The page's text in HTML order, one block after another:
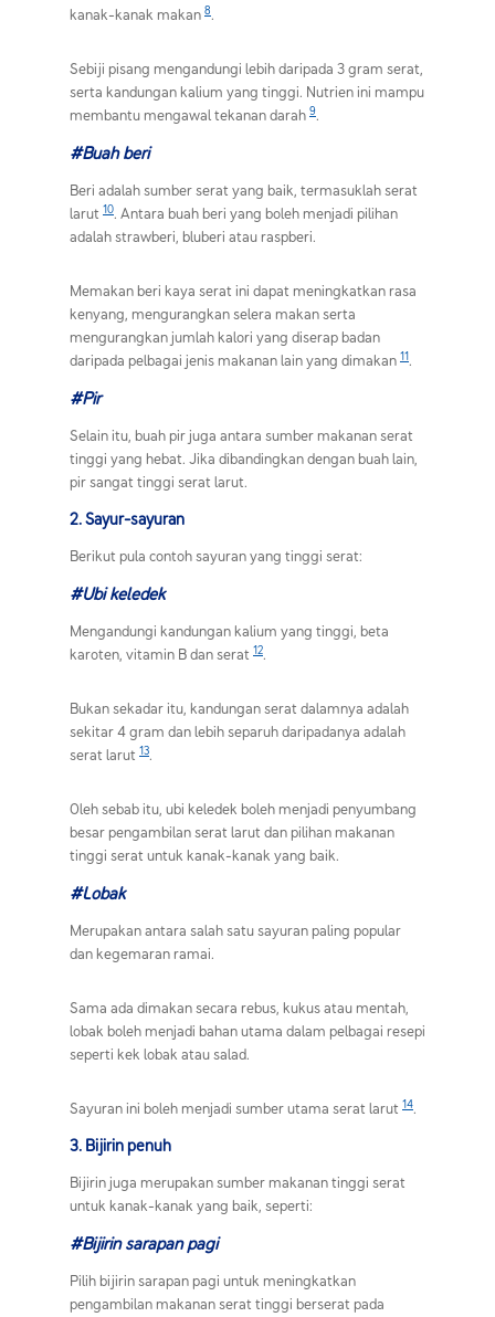
kanak-kanak makan 8.
Sebiji pisang mengandungi lebih daripada 3 gram serat,
serta kandungan kalium yang tinggi. Nutrien ini mampu
membantu mengawal tekanan darah 9.
#Buah beri
Beri adalah sumber serat yang baik, termasuklah serat
larut 10. Antara buah beri yang boleh menjadi pilihan
adalah strawberi, bluberi atau raspberi.
Memakan beri kaya serat ini dapat meningkatkan rasa
kenyang, mengurangkan selera makan serta
mengurangkan jumlah kalori yang diserap badan
daripada pelbagai jenis makanan lain yang dimakan 11.
#Pir
Selain itu, buah pir juga antara sumber makanan serat
tinggi yang hebat. Jika dibandingkan dengan buah lain,
pir sangat tinggi serat larut.
2. Sayur-sayuran
Berikut pula contoh sayuran yang tinggi serat:
#Ubi keledek
Mengandungi kandungan kalium yang tinggi, beta
karoten, vitamin B dan serat 12.
Bukan sekadar itu, kandungan serat dalamnya adalah
sekitar 4 gram dan lebih separuh daripadanya adalah
serat larut 13.
Oleh sebab itu, ubi keledek boleh menjadi penyumbang
besar pengambilan serat larut dan pilihan makanan
tinggi serat untuk kanak-kanak yang baik.
#Lobak
Merupakan antara salah satu sayuran paling popular
dan kegemaran ramai.
Sama ada dimakan secara rebus, kukus atau mentah,
lobak boleh menjadi bahan utama dalam pelbagai resepi
seperti kek lobak atau salad.
Sayuran ini boleh menjadi sumber utama serat larut 14.
3. Bijirin penuh
Bijirin juga merupakan sumber makanan tinggi serat
untuk kanak-kanak yang baik, seperti:
#Bijirin sarapan pagi
Pilih bijirin sarapan pagi untuk meningkatkan
pengambilan makanan serat tinggi berserat pada